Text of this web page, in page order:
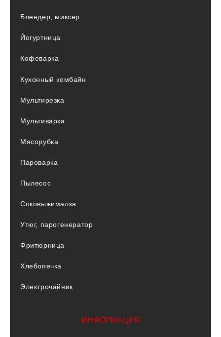
Блендер, миксер
Йогуртница
Кофеварка
Кухонный комбайн
Мультирезка
Мультиварка
Мясорубка
Пароварка
Пылесос
Соковыжималка
Утюг, парогенератор
Фритюрница
Хлебопечка
Электрочайник
ИНФОРМАЦИЯ